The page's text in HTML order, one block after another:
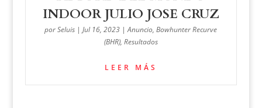
INDOOR JULIO JOSE CRUZ
porSeluis |Jul 16, 2023 |Anuncio,Bowhunter Recurve
(BHR), Resultados
LEER MÁS